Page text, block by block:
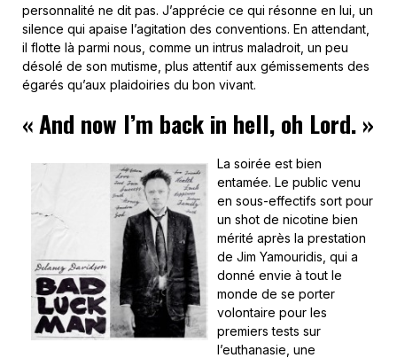
personnalité ne dit pas. J’apprécie ce qui résonne en lui, un
silence qui apaise l’agitation des conventions. En attendant,
il flotte là parmi nous, comme un intrus maladroit, un peu
désolé de son mutisme, plus attentif aux gémissements des
égarés qu’aux plaidoiries du bon vivant.
« And now I’m back in hell, oh Lord. »
La soirée est bien
entamée. Le public venu
en sous-effectifs sort pour
un shot de nicotine bien
mérité après la prestation
de Jim Yamouridis, qui a
donné envie à tout le
monde de se porter
volontaire pour les
premiers tests sur
l’euthanasie, une